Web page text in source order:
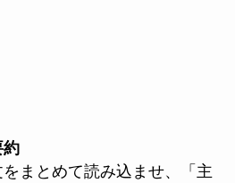
約
まとめて読み込ませ、「主